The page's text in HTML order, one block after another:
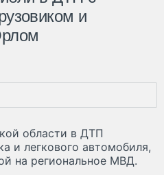
и
области в ДТП
и легкового автомобиля,
на региональное МВД.